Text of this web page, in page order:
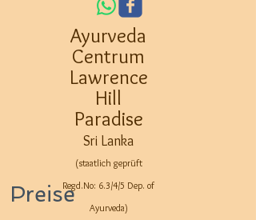
Ayurveda
Centrum
Lawrence
Hill
Paradise
Sri Lanka
(staatlich geprüft
Regd.No: 6.3/4/5 Dep. of
Ayurveda)
Preise